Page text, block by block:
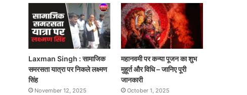
Laxman Singh : सामाजिक
समरसता यात्रा पर निकले लक्ष्मण
सिंह
November 12, 2025
महानवमी पर कन्या पूजन का शुभ
मुहूर्त और विधि – जानिए पूरी
जानकारी
October 1, 2025